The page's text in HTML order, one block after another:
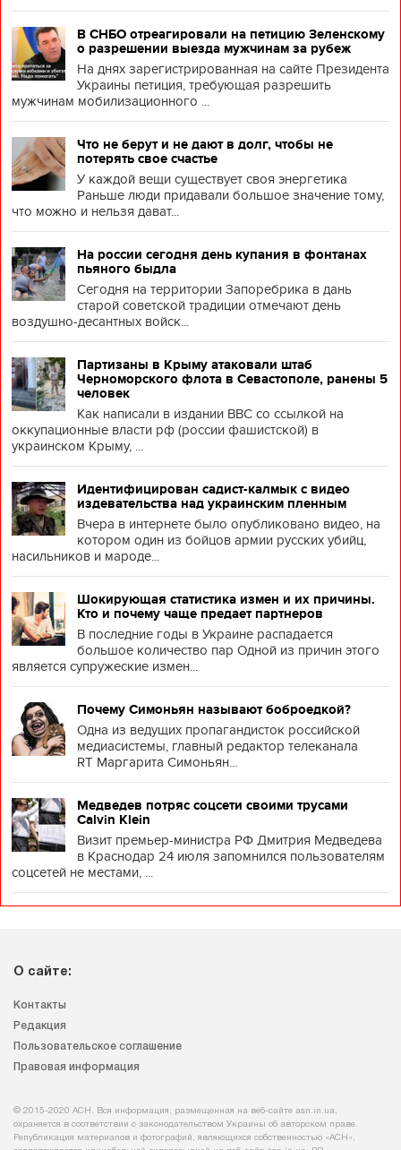
В СНБО отреагировали на петицию Зеленскому
о разрешении выезда мужчинам за рубеж
На днях зарегистрированная на сайте Президента
Украины петиция, требующая разрешить
мужчинам мобилизационного ...
Что не берут и не дают в долг, чтобы не
потерять свое счастье
У каждой вещи существует своя энергетика
Раньше люди придавали большое значение тому,
что можно и нельзя дават...
На россии сегодня день купания в фонтанах
пьяного быдла
Сегодня на территории Запоребрика в дань
старой советской традиции отмечают день
воздушно-десантных войск...
Партизаны в Крыму атаковали штаб
Черноморского флота в Севастополе, ранены 5
человек
Как написали в издании BBC со ссылкой на
оккупационные власти рф (россии фашистской) в
украинском Крыму, ...
Идентифицирован садист-калмык с видео
издевательства над украинским пленным
Вчера в интернете было опубликовано видео, на
котором один из бойцов армии русских убийц,
насильников и мароде...
Шокирующая статистика измен и их причины.
Кто и почему чаще предает партнеров
В последние годы в Украине распадается
большое количество пар Одной из причин этого
является супружеские измен...
Почему Симоньян называют боброедкой?
Одна из ведущих пропагандисток российской
медиасистемы, главный редактор телеканала
RT Маргарита Симоньян...
Медведев потряс соцсети своими трусами
Calvin Klein
Визит премьер-министра РФ Дмитрия Медведева
в Краснодар 24 июля запомнился пользователям
соцсетей не местами, ...
О сайте:
Контакты
Редакция
Пользовательское соглашение
Правовая информация
© 2015-2020 АСН. Вся информация, размещенная на веб-сайте asn.in.ua,
охраняется в соответствии с законодательством Украины об авторском праве.
Републикация материалов и фотографий, являющихся собственностью «АСН»,